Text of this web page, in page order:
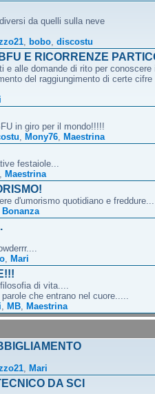
da quelli sulla neve
bobo discostu
E RICORRENZE
e alle domande di rito per
del raggiungimento di certe cifre
in giro per il mondo!!!!!
Mony76 Maestrina
festaiole...
Maestrina
d'umorismo quotidiano e
Bonanza
Mari
di vita....
che entrano nel cuore.....
MB Maestrina
Mari
DA SCI